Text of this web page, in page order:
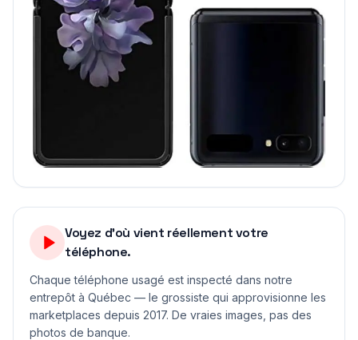
Voyez d'où vient réellement votre
téléphone.
Chaque téléphone usagé est inspecté dans notre
entrepôt à Québec — le grossiste qui approvisionne les
marketplaces depuis 2017. De vraies images, pas des
photos de banque.